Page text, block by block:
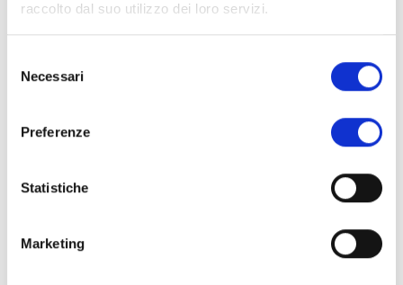
raccolto dal suo utilizzo dei loro servizi.
delNecessari
Preferenze
Statistiche
Marketing
INFORMAZIONI E CONTATTI
HELP DESK
tel: 800 776414
assistenzarolfcrlu@strutturainformatica.com